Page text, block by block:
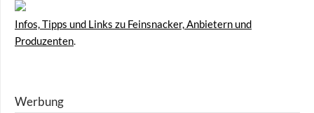
Infos, Tipps und Links zu Feinsnacker, Anbietern und
Produzenten.
Werbung